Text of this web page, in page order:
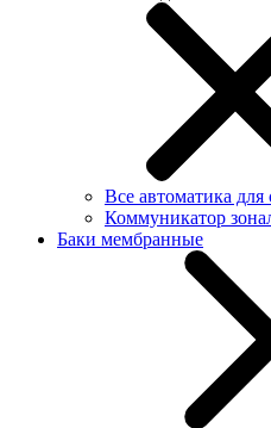
Все автоматика
Коммуникатор
Баки мембранные